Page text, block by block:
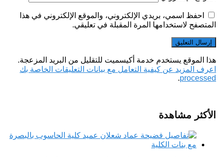
احفظ اسمي، بريدي الإلكتروني، والموقع الإلكتروني في هذا
المتصفح لاستخدامها المرة المقبلة في تعليقي.
هذا الموقع يستخدم خدمة أكيسميت للتقليل من البريد المزعجة.
اعرف المزيد عن كيفية التعامل مع بيانات التعليقات الخاصة بك
processed
.
الأكثر مشاهدة